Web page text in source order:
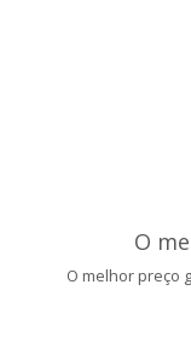
O
O melhor preço